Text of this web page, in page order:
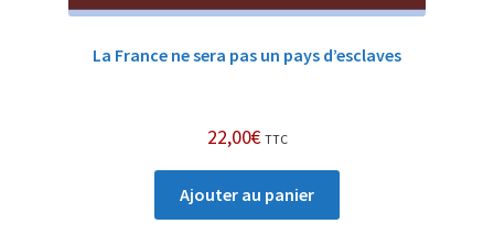
La France ne sera pas un pays d’esclaves
22,00€ TTC
Ajouter au panier